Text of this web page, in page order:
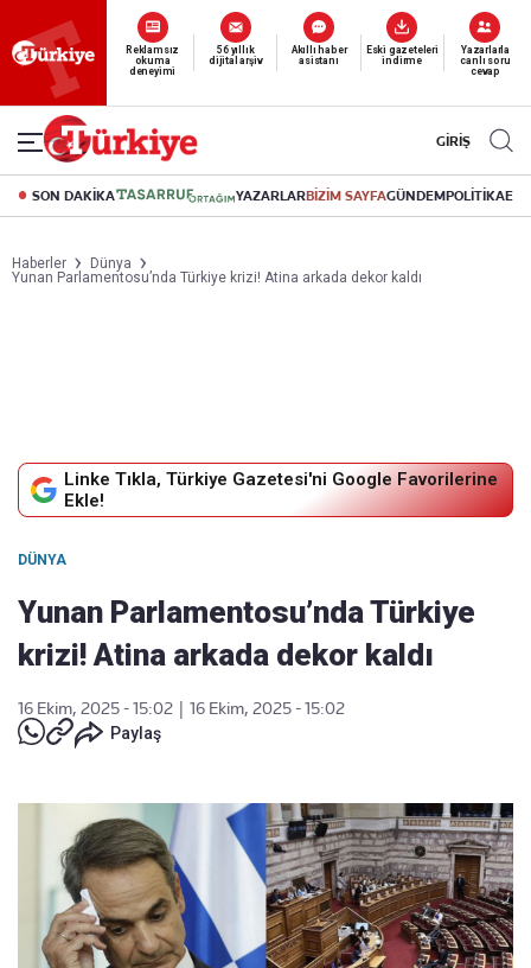
Yeni nesil dijital
abonelik 19 TL’den başlayan fiyatlarla.
GİRİŞ
SON DAKİKA YAZARLARBİZİM SAYFAGÜNDEMPOLİTİKA
Haberler
Dünya
Yunan Parlamentosu’nda Türkiye krizi! Atina arkada dekor kaldı
Linke Tıkla, Türkiye Gazetesi'ni Google Favorilerine
Ekle!
DÜNYA
Yunan Parlamentosu’nda Türkiye
krizi! Atina arkada dekor kaldı
16 Ekim, 2025 - 15:02
16 Ekim, 2025 - 15:02
Paylaş